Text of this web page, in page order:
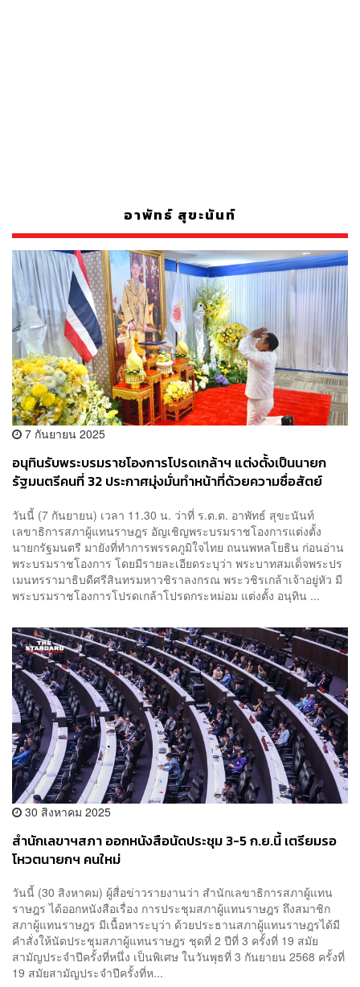
อาพัทธ์ สุขะนันท์
7 กันยายน 2025
อนุทินรับพระบรมราชโองการโปรดเกล้าฯ แต่งตั้งเป็นนายก
รัฐมนตรีคนที่ 32 ประกาศมุ่งมั่นทำหน้าที่ด้วยความซื่อสัตย์
วันนี้ (7 กันยายน) เวลา 11.30 น. ว่าที่ ร.ต.ต. อาพัทธ์ สุขะนันท์
เลขาธิการสภาผู้แทนราษฎร อัญเชิญพระบรมราชโองการแต่งตั้ง
นายกรัฐมนตรี มายังที่ทำการพรรคภูมิใจไทย ถนนพหลโยธิน ก่อนอ่าน
พระบรมราชโองการ โดยมีรายละเอียดระบุว่า พระบาทสมเด็จพระปร
เมนทรรามาธิบดีศรีสินทรมหาวชิราลงกรณ พระวชิรเกล้าเจ้าอยู่หัว มี
พระบรมราชโองการโปรดเกล้าโปรดกระหม่อม แต่งตั้ง อนุทิน ...
30 สิงหาคม 2025
สำนักเลขาฯสภา ออกหนังสือนัดประชุม 3-5 ก.ย.นี้ เตรียมรอ
โหวตนายกฯ คนใหม่
วันนี้ (30 สิงหาคม) ผู้สื่อข่าวรายงานว่า สำนักเลขาธิการสภาผู้แทน
ราษฎร ได้ออกหนังสือเรื่อง การประชุมสภาผู้แทนราษฎร ถึงสมาชิก
สภาผู้แทนราษฎร มีเนื้อหาระบุว่า ด้วยประธานสภาผู้แทนราษฎรได้มี
คำสั่งให้นัดประชุมสภาผู้แทนราษฎร ชุดที่ 2 ปีที่ 3 ครั้งที่ 19 สมัย
สามัญประจำปีครั้งที่หนึ่ง เป็นพิเศษ ในวันพุธที่ 3 กันยายน 2568 ครั้งที่
19 สมัยสามัญประจำปีครั้งที่ห...